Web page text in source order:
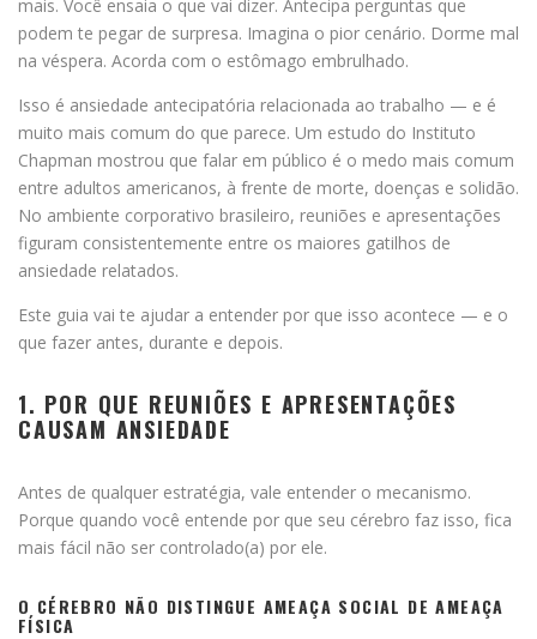
mais. Você ensaia o que vai dizer. Antecipa perguntas que
podem te pegar de surpresa. Imagina o pior cenário. Dorme mal
na véspera. Acorda com o estômago embrulhado.
Isso é ansiedade antecipatória relacionada ao trabalho — e é
muito mais comum do que parece. Um estudo do Instituto
Chapman mostrou que falar em público é o medo mais comum
entre adultos americanos, à frente de morte, doenças e solidão.
No ambiente corporativo brasileiro, reuniões e apresentações
figuram consistentemente entre os maiores gatilhos de
ansiedade relatados.
Este guia vai te ajudar a entender por que isso acontece — e o
que fazer antes, durante e depois.
1. POR QUE REUNIÕES E APRESENTAÇÕES
CAUSAM ANSIEDADE
Antes de qualquer estratégia, vale entender o mecanismo.
Porque quando você entende por que seu cérebro faz isso, fica
mais fácil não ser controlado(a) por ele.
O CÉREBRO NÃO DISTINGUE AMEAÇA SOCIAL DE AMEAÇA
FÍSICA